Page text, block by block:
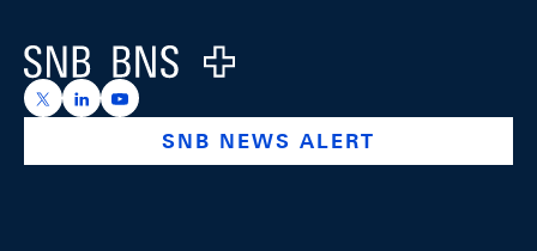
Logo
https://x.com/snb_bns
https://ch.linkedin.com/company/swiss-national-
https://www.youtube.com/@swissnationalbank
SNB NEWS ALERT